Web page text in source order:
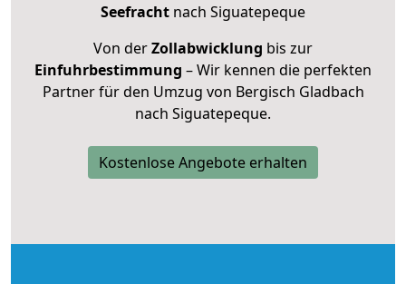
Seefracht nach Siguatepeque
Von derZollabwicklung bis zur
Einfuhrbestimmung – Wir kennen die perfekten
Partner für den Umzug von Bergisch Gladbach
nach Siguatepeque.
Kostenlose Angebote erhalten